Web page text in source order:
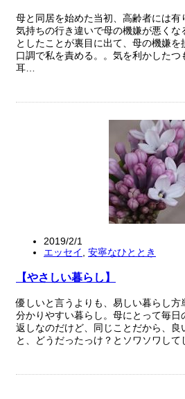
母と同居を始めた当初、高齢者には有
気持ちの行き違いで母の機嫌が悪く
としたことが裏目に出て、母の機嫌
口調で私を責める。。気を利かしたつ
耳…
2019/2/1
エッセイ
安寧なひととき
【やさしい暮らし】
優しいと言うよりも、易しい暮らし方
分かりやすい暮らし。母にとって毎日
返しなのだけど、同じことだから、良
と、どうだったっけ？とソワソワして